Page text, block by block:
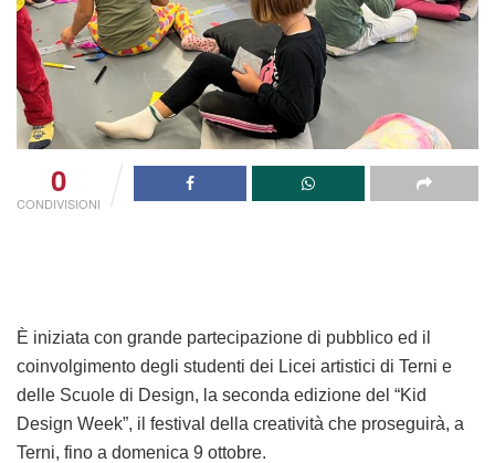
0
CONDIVISIONI
È iniziata con grande partecipazione di pubblico ed il
coinvolgimento degli studenti dei Licei artistici di Terni e
delle Scuole di Design, la seconda edizione del “Kid
Design Week”, il festival della creatività che proseguirà, a
Terni, fino a domenica 9 ottobre.